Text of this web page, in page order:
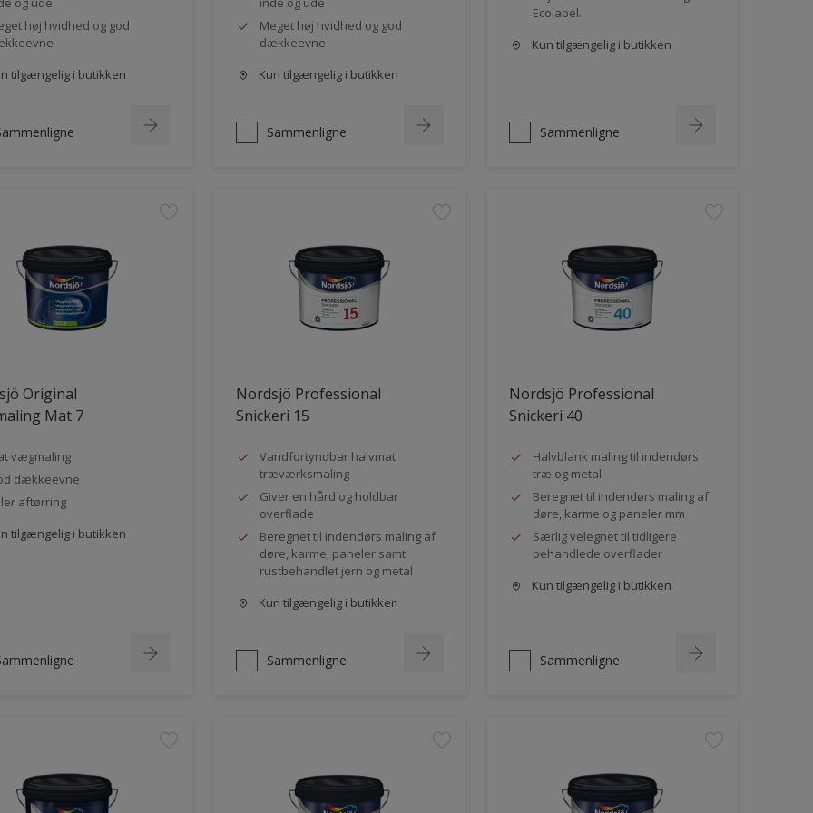
høj hvidhed og god
tilgængelig i butikken
Meget høj hvidhed og god
dækkeevne
Kun tilgængelig i butikken
Sammenligne
Ecolabel.
Kun tilgængelig i butikken
Sammenligne
Original
Mat 7
vægmaling
dækkeevne
aftørring
tilgængelig i butikken
Nordsjö Professional
Snickeri 15
Vandfortyndbar halvmat
træværksmaling
Giver en hård og holdbar
overflade
Beregnet til indendørs maling af
døre, karme, paneler samt
rustbehandlet jern og metal
Kun tilgængelig i butikken
Sammenligne
Nordsjö Professional
Snickeri 40
Halvblank maling til indendørs
træ og metal
Beregnet til indendørs maling af
døre, karme og paneler mm
Særlig velegnet til tidligere
behandlede overflader
Kun tilgængelig i butikken
Sammenligne